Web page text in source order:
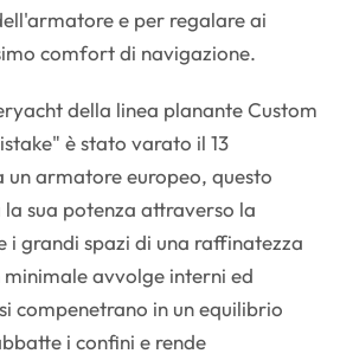
e per regalare ai
comfort di navigazione.
della linea planante Custom
è stato varato il 13
un armatore europeo, questo
sua potenza attraverso la
i grandi spazi di una raffinatezza
minimale avvolge interni ed
compenetrano in un equilibrio
i confini e rende